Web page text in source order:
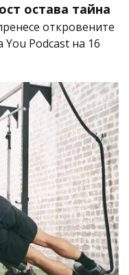
остава тайна
откровените
You Podcast на 16